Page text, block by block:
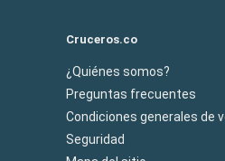
Cruceros.co
¿Quiénes somos?
Preguntas frecuentes
Condiciones generales de
Seguridad